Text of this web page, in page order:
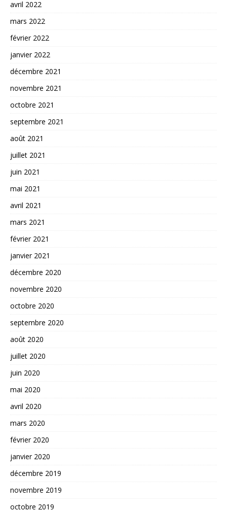
avril 2022
mars 2022
février 2022
janvier 2022
décembre 2021
novembre 2021
octobre 2021
septembre 2021
août 2021
juillet 2021
juin 2021
mai 2021
avril 2021
mars 2021
février 2021
janvier 2021
décembre 2020
novembre 2020
octobre 2020
septembre 2020
août 2020
juillet 2020
juin 2020
mai 2020
avril 2020
mars 2020
février 2020
janvier 2020
décembre 2019
novembre 2019
octobre 2019